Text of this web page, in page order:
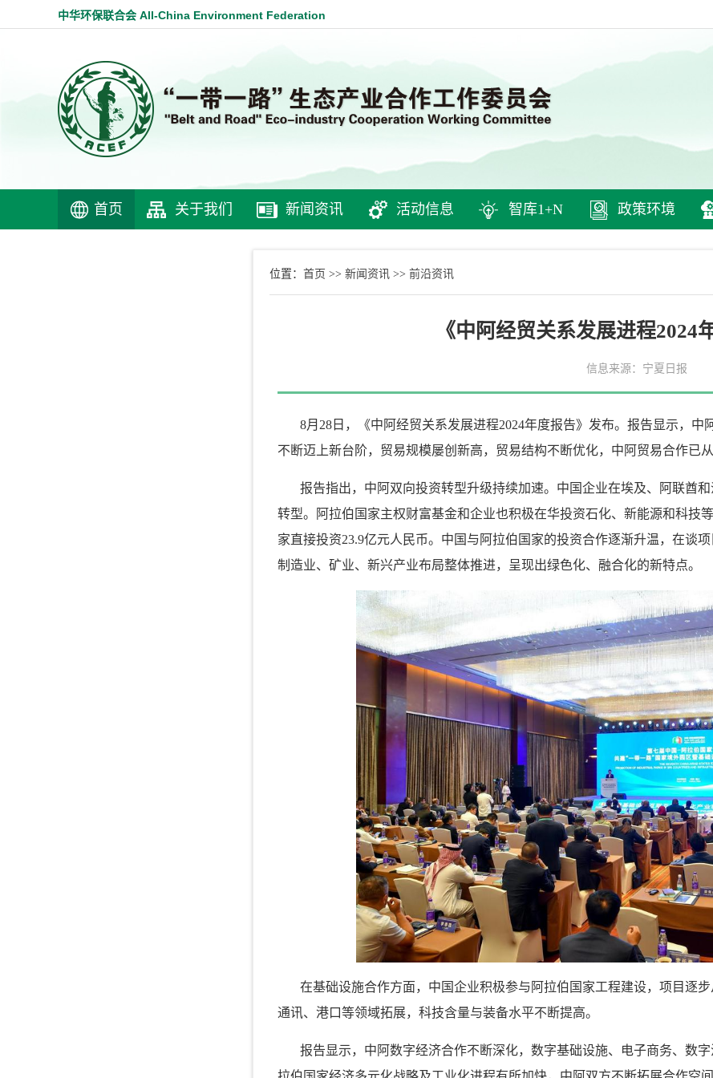
中华环保联合会 All-China Environment Federation
首页 关于我们 新闻资讯 活动信息 智库1+N 政策环境
位置： 首页 >> 新闻资讯 >> 前沿资讯
《中阿经贸关系发展进程2024
信息来源：宁夏日报
8月28日，《中阿经贸关系发展进程2024年度报告》发布。报告显示，
不断迈上新台阶，贸易规模屡创新高，贸易结构不断优化，中阿贸易合作已从
报告指出，中阿双向投资转型升级持续加速。中国企业在埃及、阿联酋
转型。阿拉伯国家主权财富基金和企业也积极在华投资石化、新能源和科技
家直接投资23.9亿元人民币。中国与阿拉伯国家的投资合作逐渐升温，在谈
制造业、矿业、新兴产业布局整体推进，呈现出绿色化、融合化的新特点。
在基础设施合作方面，中国企业积极参与阿拉伯国家工程建设，项目逐
通讯、港口等领域拓展，科技含量与装备水平不断提高。
报告显示，中阿数字经济合作不断深化，数字基础设施、电子商务、数